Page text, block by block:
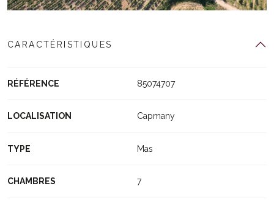
CARACTÉRISTIQUES
RÉFÉRENCE 85074707
LOCALISATION Capmany
TYPE Mas
CHAMBRES 7